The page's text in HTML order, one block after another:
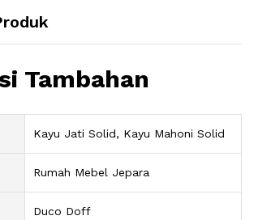
Tambahan
Kayu Jati Solid, Kayu Mahoni Solid
Rumah Mebel Jepara
Duco Doff